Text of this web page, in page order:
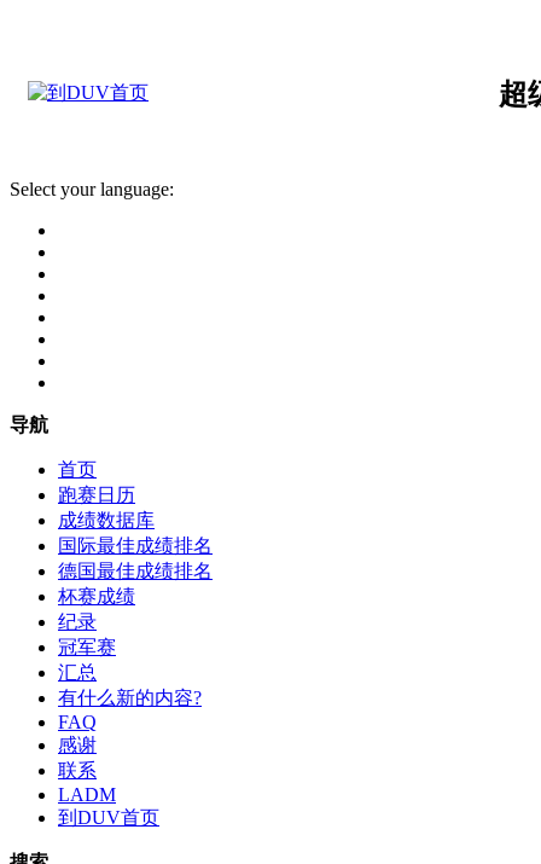
超
Select your language:
导航
首页
跑赛日历
成绩数据库
国际最佳成绩排名
德国最佳成绩排名
杯赛成绩
纪录
冠军赛
汇总
有什么新的内容?
FAQ
感谢
联系
LADM
到DUV首页